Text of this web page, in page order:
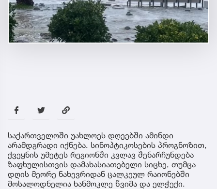
საქართველოში უახლოეს დღეებში ამინდი
არამდგრადი იქნება. სინოპტიკოსების პროგნოზით,
ქვეყნის უმეტეს რეგიონში კვლავ შენარჩუნდება
ზაფხულისთვის დამახასიათებელი სიცხე, თუმცა
დღის მეორე ნახევრიდან ცალკეულ რაიონებში
მოსალოდნელია ხანმოკლე წვიმა და ელჭექი.